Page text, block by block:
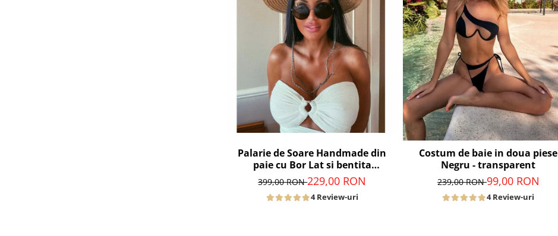
Palarie de Soare Handmade din
paie cu Bor Lat si bentita
detasabila la alegere
399,00 RON229,00 RON
4 Review-uri
Costum de baie in doua piese
Negru - transparent
239,00 RON99,00 RON
4 Review-uri